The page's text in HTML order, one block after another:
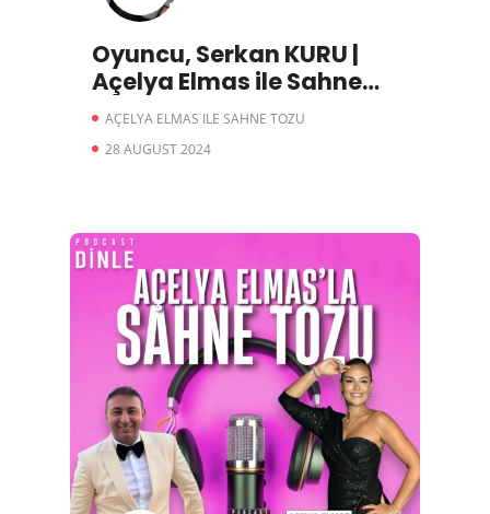
Oyuncu, Serkan KURU |
Açelya Elmas ile Sahne
Tozu
AÇELYA ELMAS ILE SAHNE TOZU
28 AUGUST 2024